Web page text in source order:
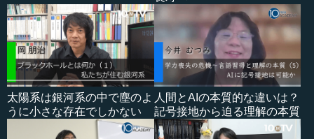
太陽系は銀河系の中で塵のよ
うに小さな存在でしかない
人間とAIの本質的な違いは？
記号接地から迫る理解の本質